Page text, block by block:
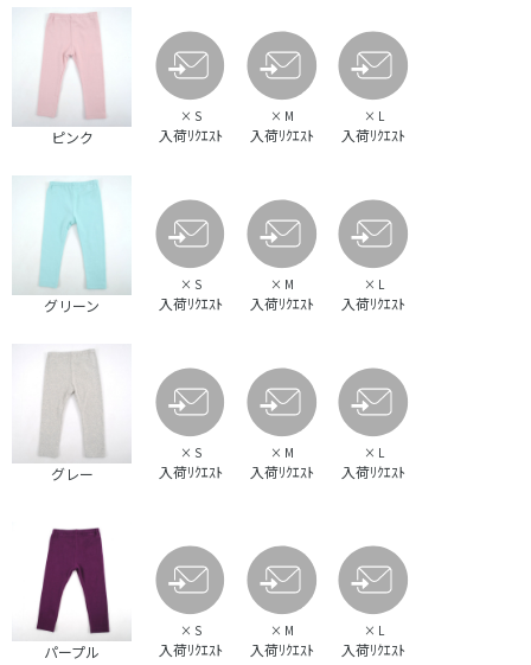
ピンク
× S
入荷ﾘｸｴｽﾄ
× M
入荷ﾘｸｴｽﾄ
× L
入荷ﾘｸｴｽﾄ
グリーン
× S
入荷ﾘｸｴｽﾄ
× M
入荷ﾘｸｴｽﾄ
× L
入荷ﾘｸｴｽﾄ
グレー
× S
入荷ﾘｸｴｽﾄ
× M
入荷ﾘｸｴｽﾄ
× L
入荷ﾘｸｴｽﾄ
パープル
× S
入荷ﾘｸｴｽﾄ
× M
入荷ﾘｸｴｽﾄ
× L
入荷ﾘｸｴｽﾄ